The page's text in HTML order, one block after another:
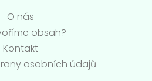
O nás
obsah?
Kontakt
osobních údajů